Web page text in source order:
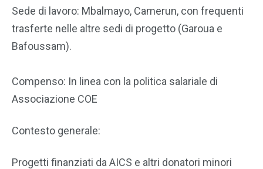
Sede di lavoro: Mbalmayo, Camerun, con frequenti
trasferte nelle altre sedi di progetto (Garoua e
Bafoussam).
Compenso: In linea con la politica salariale di
Associazione COE
Contesto generale:
Progetti finanziati da AICS e altri donatori minori